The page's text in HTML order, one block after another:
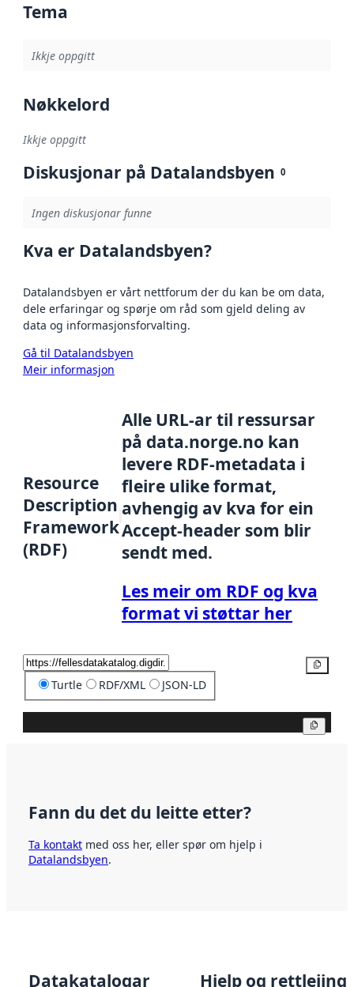
Tema
Ikkje oppgitt
Nøkkelord
Ikkje oppgitt
Diskusjonar på Datalandsbyen 0
Ingen diskusjonar funne
Kva er Datalandsbyen?
Datalandsbyen er vårt nettforum der du kan be om data,
dele erfaringar og spørje om råd som gjeld deling av
data og informasjonsforvalting.
Gå til Datalandsbyen
Meir informasjon
Resource
Description
Framework
(RDF)
Alle URL-ar til ressursar
på data.norge.no kan
levere RDF-metadata i
fleire ulike format,
avhengig av kva for ein
Accept-header som blir
sendt med.
Les meir om RDF og kva
format vi støttar her
Turtle RDF/XML JSON-LD
Fann du det du leitte etter?
Ta kontakt med oss her, eller spør om hjelp i
Datalandsbyen.
Datakatalogar Hjelp og rettleiing